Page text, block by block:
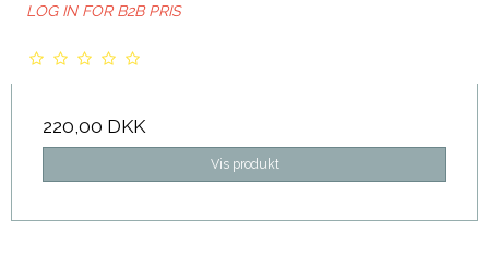
LOG IN FOR B2B PRIS
220,00 DKK
Vis produkt